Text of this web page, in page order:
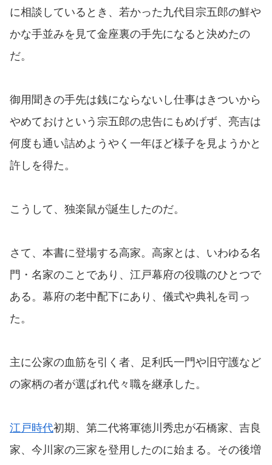
に相談しているとき、若かった九代目宗五郎の鮮や
かな手並みを見て金座裏の手先になると決めたの
だ。
御用聞きの手先は銭にならないし仕事はきついから
やめておけという宗五郎の忠告にもめげず、亮吉は
何度も通い詰めようやく一年ほど様子を見ようかと
許しを得た。
こうして、独楽鼠が誕生したのだ。
さて、本書に登場する高家。高家とは、いわゆる名
門・名家のことであり、江戸幕府の役職のひとつで
ある。幕府の老中配下にあり、儀式や典礼を司っ
た。
主に公家の血筋を引く者、足利氏一門や旧守護など
の家柄の者が選ばれ代々職を継承した。
江戸時代初期、第二代将軍徳川秀忠が石橋家、吉良
家、今川家の三家を登用したのに始まる。その後増